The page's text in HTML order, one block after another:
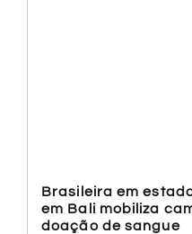
Brasileira em
em Bali mobiliza
doação de sangue